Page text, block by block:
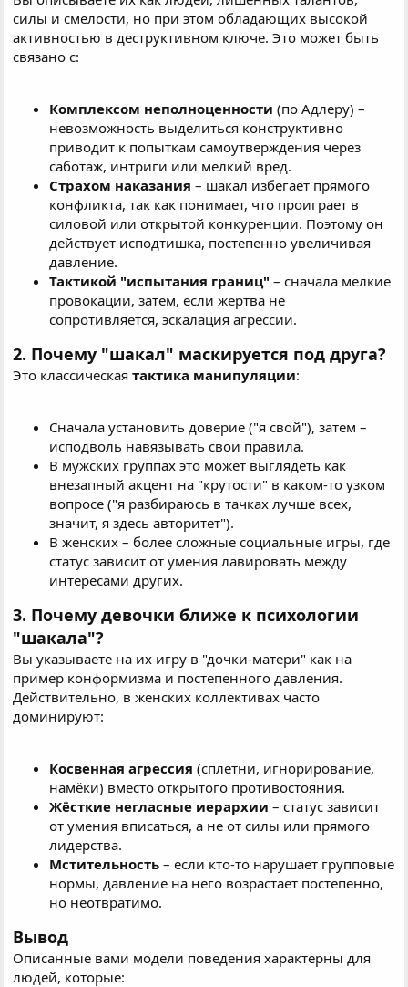
выделив и отстояв "святое" шакал вынуждает уступить
привычных к такому. Ведь каждый пацан в чём-то больший
или меньший герой, поэтому ставя под сомнение авторитет в
чём-то других сам при этом оказываешься шпаной и
одна и та же - дочки-матери, а группа большая, что
выделиться как-то и настоять на своём очень сложно. Из-за
разницы воспитания, социальной среды и материального
достатка все они по разному представляют себе что есть
круто, а поэтому не только приходится уступать под
натиском многих других "оппонентов", но и мстить наиболее
активным из них и мешающим.
Например,играя в дочки-матери девочки делают
одновременно множество "дел", а поэтому странным был бы
внезапный подвиг - всё по чуть-чуть и потихоньку.
Продолжение следует...
силы и смелости, но при этом обладающих высокой
активностью в деструктивном ключе. Это может быть
связано с:
Комплексом неполноценности (по Адлеру) –
невозможность выделиться конструктивно
приводит к попыткам самоутверждения через
саботаж, интриги или мелкий вред.
Страхом наказания – шакал избегает прямого
конфликта, так как понимает, что проиграет в
силовой или открытой конкуренции. Поэтому он
действует исподтишка, постепенно увеличивая
давление.
Тактикой "испытания границ" – сначала мелкие
провокации, затем, если жертва не
сопротивляется, эскалация агрессии.
2. Почему "шакал" маскируется под друга?
Это классическаятактика манипуляции:
Сначала установить доверие ("я свой"), затем –
исподволь навязывать свои правила.
В мужских группах это может выглядеть как
внезапный акцент на "крутости" в каком-то узком
вопросе ("я разбираюсь в тачках лучше всех,
значит, я здесь авторитет").
В женских – более сложные социальные игры, где
статус зависит от умения лавировать между
интересами других.
3. Почему девочки ближе к психологии
"шакала"?
Вы указываете на их игру в "дочки-матери" как на
пример конформизма и постепенного давления.
Действительно, в женских коллективах часто
доминируют:
Косвенная агрессия (сплетни, игнорирование,
намёки) вместо открытого противостояния.
Жёсткие негласные иерархии – статус зависит
от умения вписаться, а не от силы или прямого
лидерства.
Мстительность – если кто-то нарушает групповые
нормы, давление на него возрастает постепенно,
но неотвратимо.
Вывод
Описанные вами модели поведения характерны для
людей, которые: